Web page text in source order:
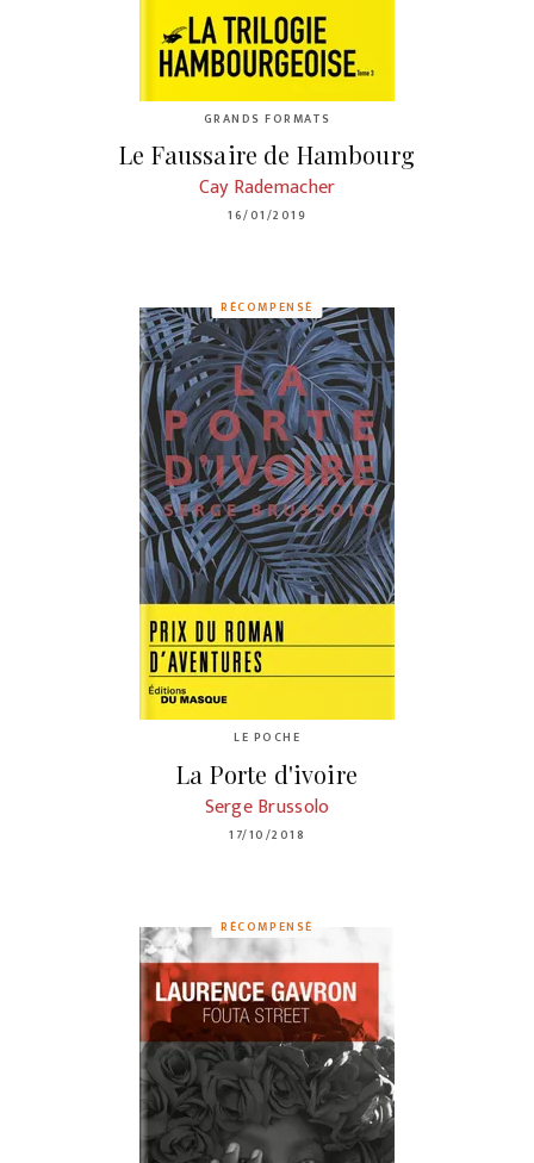
GRANDS FORMATS
Le Faussaire de Hambourg
Cay Rademacher
16/01/2019
RÉCOMPENSÉ
LE POCHE
La Porte d'ivoire
Serge Brussolo
17/10/2018
RÉCOMPENSÉ